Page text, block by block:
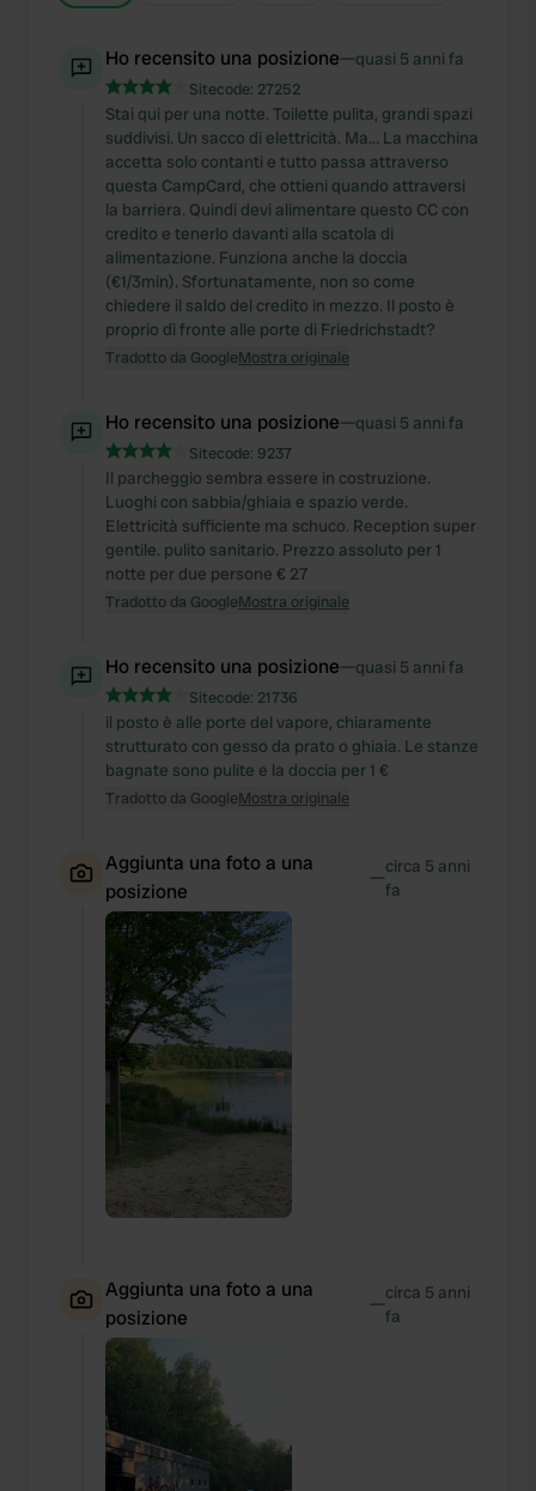
Ho recensito una posizione—quasi 5 anni fa
Sitecode: 27252
Stai qui per una notte. Toilette pulita, grandi spazi
suddivisi. Un sacco di elettricità. Ma… La macchina
accetta solo contanti e tutto passa attraverso
questa CampCard, che ottieni quando attraversi
la barriera. Quindi devi alimentare questo CC con
credito e tenerlo davanti alla scatola di
alimentazione. Funziona anche la doccia
(€1/3min). Sfortunatamente, non so come
chiedere il saldo del credito in mezzo. Il posto è
proprio di fronte alle porte di Friedrichstadt?
Tradotto da GoogleMostra originale
Ho recensito una posizione—quasi 5 anni fa
Sitecode: 9237
Il parcheggio sembra essere in costruzione.
Luoghi con sabbia/ghiaia e spazio verde.
Elettricità sufficiente ma schuco. Reception super
gentile. pulito sanitario. Prezzo assoluto per 1
notte per due persone € 27
Tradotto da GoogleMostra originale
Ho recensito una posizione—quasi 5 anni fa
Sitecode: 21736
il posto è alle porte del vapore, chiaramente
strutturato con gesso da prato o ghiaia. Le stanze
bagnate sono pulite e la doccia per 1 €
Tradotto da GoogleMostra originale
Aggiunta una foto a una
posizione
—circa 5 anni
fa
Aggiunta una foto a una
posizione
—circa 5 anni
fa